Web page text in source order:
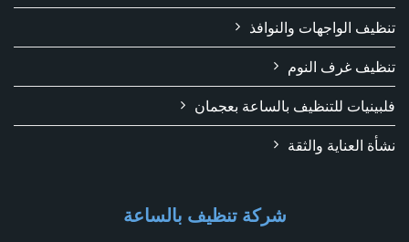
تنظيف الواجهات والنوافذ
تنظيف غرف النوم
فلبينيات للتنظيف بالساعة بعجمان
نشأة العناية والثقة
شركة تنظيف بالساعة